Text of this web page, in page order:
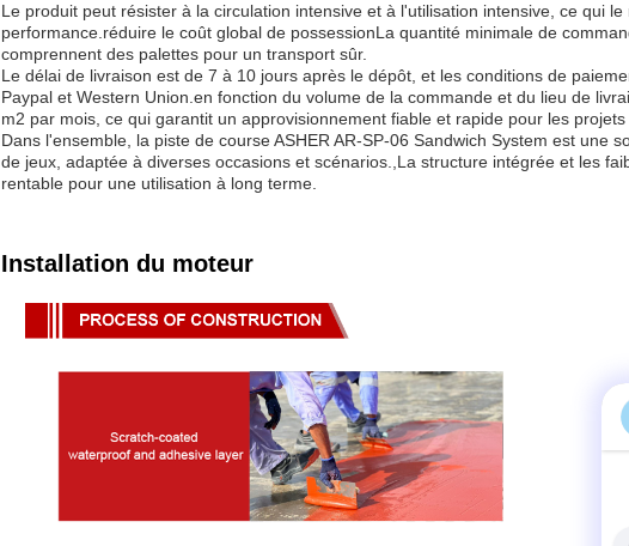
Le produit peut résister à la circulation intensive et à l'utilisation intensive, ce qui
performance.réduire le coût global de possessionLa quantité minimale de
comprennent des palettes pour un transport sûr.
Le délai de livraison est de 7 à 10 jours après le dépôt, et les conditions de
Paypal et Western Union.en fonction du volume de la commande et du lieu de
m2 par mois, ce qui garantit un approvisionnement fiable et rapide pour les projets
Dans l'ensemble, la piste de course ASHER AR-SP-06 Sandwich System est une
de jeux, adaptée à diverses occasions et scénarios.,La structure intégrée et les
rentable pour une utilisation à long terme.
Installation du moteur